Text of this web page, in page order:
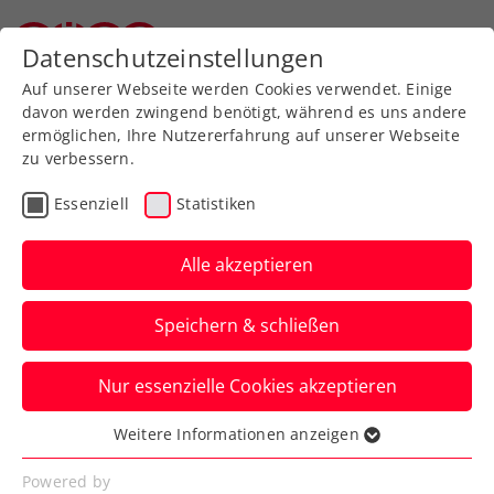
Zurück zur Newsübersicht
ITF Turniere
45. International Spring
Bowl: Behrmann weiter
im Titelrennen
Und das Doppel Gabriel Niedermayr und
Bastian Berenz steht beim ITF-
Jugendturnier in St. Pölten im Finale.
Verfasst von: Presseaussendung / Redaktion, 08.05.2025
Datenschutzeinstellungen
Auf unserer Webseite werden Cookies verwendet. Einige
davon werden zwingend benötigt, während es uns andere
ermöglichen, Ihre Nutzererfahrung auf unserer Webseite
zu verbessern.
Essenziell Statistiken
Alle akzeptieren
Speichern & schließen
Nur essenzielle Cookies akzeptieren
Essenziell
Essenzielle Cookies werden für grundlegende
Weitere Informationen anzeigen
Powered by